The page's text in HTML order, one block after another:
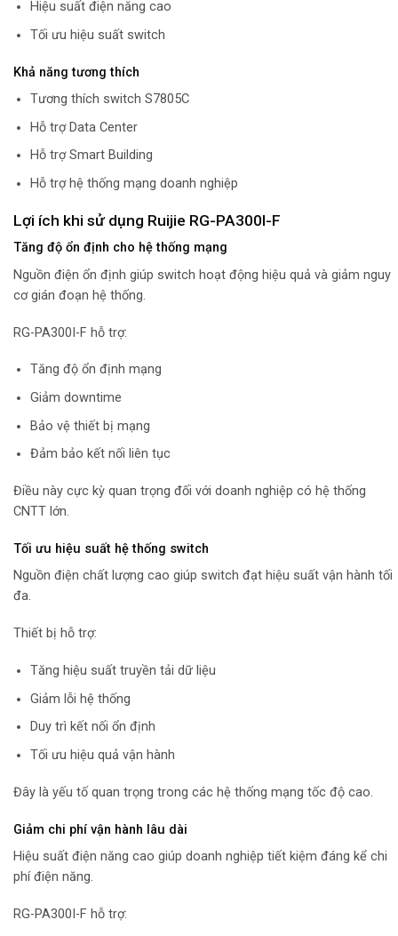
Hiệu suất điện năng cao
Tối ưu hiệu suất switch
Khả năng tương thích
Tương thích switch S7805C
Hỗ trợ Data Center
Hỗ trợ Smart Building
Hỗ trợ hệ thống mạng doanh nghiệp
Lợi ích khi sử dụng Ruijie RG-PA300I-F
Tăng độ ổn định cho hệ thống mạng
Nguồn điện ổn định giúp switch hoạt động hiệu quả và giảm nguy
cơ gián đoạn hệ thống.
RG-PA300I-F hỗ trợ:
Tăng độ ổn định mạng
Giảm downtime
Bảo vệ thiết bị mạng
Đảm bảo kết nối liên tục
Điều này cực kỳ quan trọng đối với doanh nghiệp có hệ thống
CNTT lớn.
Tối ưu hiệu suất hệ thống switch
Nguồn điện chất lượng cao giúp switch đạt hiệu suất vận hành tối
đa.
Thiết bị hỗ trợ:
Tăng hiệu suất truyền tải dữ liệu
Giảm lỗi hệ thống
Duy trì kết nối ổn định
Tối ưu hiệu quả vận hành
Đây là yếu tố quan trọng trong các hệ thống mạng tốc độ cao.
Giảm chi phí vận hành lâu dài
Hiệu suất điện năng cao giúp doanh nghiệp tiết kiệm đáng kể chi
phí điện năng.
RG-PA300I-F hỗ trợ: